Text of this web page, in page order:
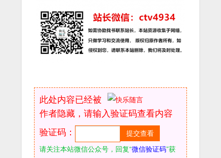
此处内容已经被
作者隐藏，请输入验证码查看内容
验证码：
请关注本站微信公众号，回复“微信验证码”获